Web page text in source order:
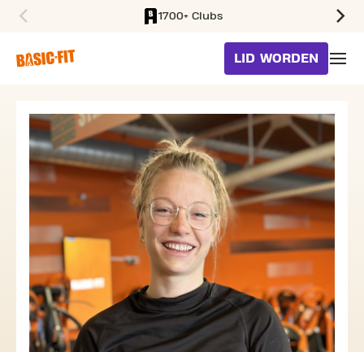
1700+ Clubs
LID WORDEN